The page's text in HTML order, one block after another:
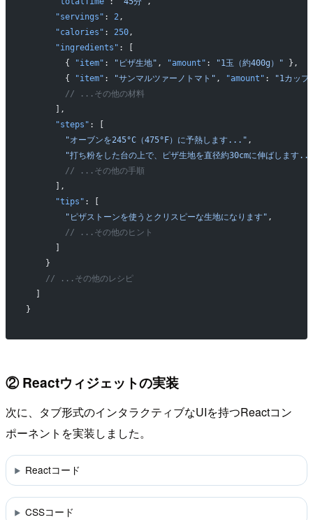
      "servings"
: 2,
      "calories"
: 250,
      "ingredients"
: [
        {
"item" : "ピザ生地" , "amount" : "1玉（約400g）" },
        {
"item" : "サンマルツァーノトマト" , "amount" :
"1カップ
        // ...その他の材料
      ],
      "steps"
: [
        "オーブンを245°C（475°F）に予熱します..."
,
"打ち粉をした台の上で、ピザ生地を直径約30cmに伸ばします
        // ...その他の手順
      ],
      "tips"
: [
        "ピザストーンを使うとクリスピーな生地になります"
,
        // ...その他のヒント
    }
    // ...その他のレシピ
}
② Reactウィジェットの実装
次に、タブ形式のインタラクティブなUIを持つReactコン
ポーネントを実装しました。
Reactコード
CSSコード